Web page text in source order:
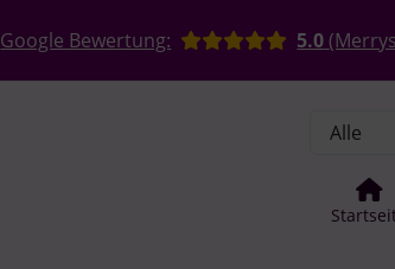
Google Bewertung: 5.0